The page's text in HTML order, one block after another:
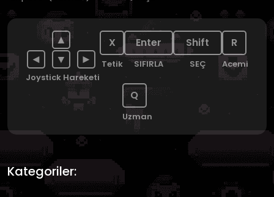
▲
◄
▼ ►
Joystick Hareketi
X
Tetik
Enter
SIFIRLA
Shift
SEÇ
R
Acemi
Q
Uzman
Kategoriler: